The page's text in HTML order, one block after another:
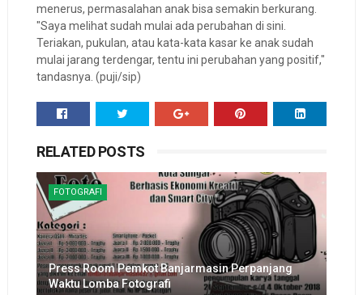
menerus, permasalahan anak bisa semakin berkurang.
"Saya melihat sudah mulai ada perubahan di sini.
Teriakan, pukulan, atau kata-kata kasar ke anak sudah
mulai jarang terdengar, tentu ini perubahan yang positif,"
tandasnya. (puji/sip)
RELATED POSTS
FOTOGRAFI
Press Room Pemkot Banjarmasin Perpanjang
Waktu Lomba Fotografi